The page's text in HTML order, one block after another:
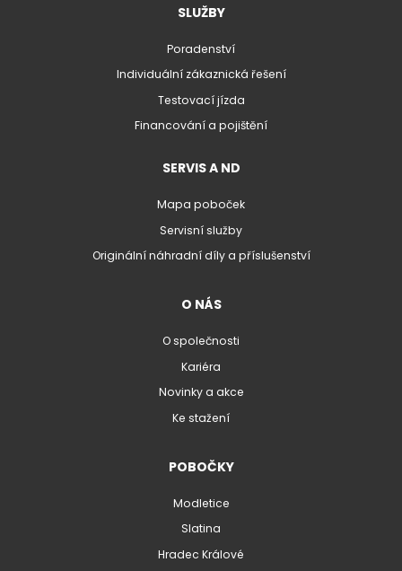
SLUŽBY
Poradenství
Individuální zákaznická řešení
Testovací jízda
Financování a pojištění
SERVIS A ND
Mapa poboček
Servisní služby
Originální náhradní díly a příslušenství
O NÁS
O společnosti
Kariéra
Novinky a akce
Ke stažení
POBOČKY
Modletice
Slatina
Hradec Králové